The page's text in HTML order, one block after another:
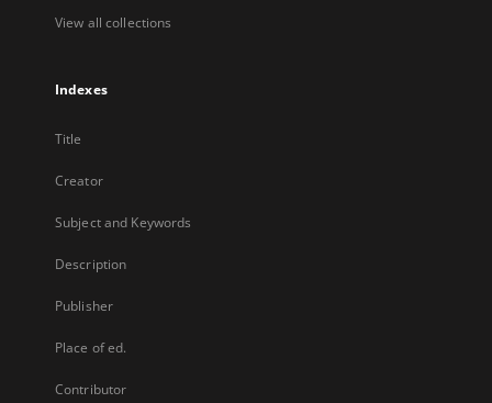
View all collections
Indexes
Title
Creator
Subject and Keywords
Description
Publisher
Place of ed.
Contributor